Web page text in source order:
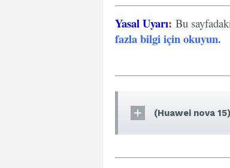
Yasal Uyarı: Bu
fazla bilgi için okuyun.
(Huawei nova